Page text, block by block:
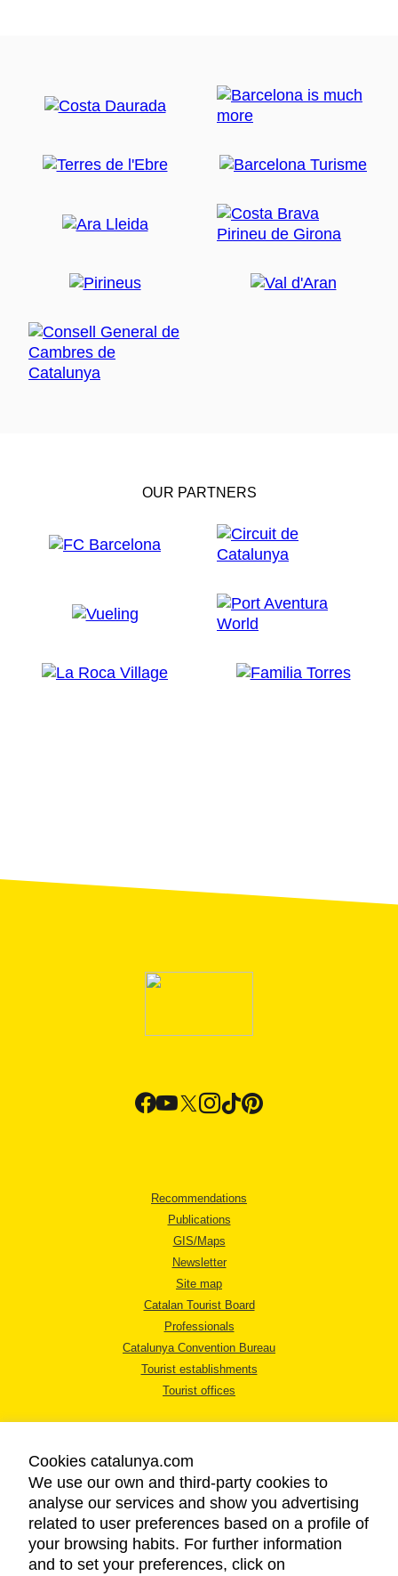
OUR PARTNERS
Recommendations
Publications
GIS/Maps
Newsletter
Site map
Catalan Tourist Board
Professionals
Catalunya Convention Bureau
Tourist establishments
Tourist offices
LEGAL NOTICE
PRIVACY POLICY
COOKIES POLICY
Cookies catalunya.com
We use our own and third-party cookies to
analyse our services and show you advertising
related to user preferences based on a profile of
your browsing habits. For further information
and to set your preferences, click on